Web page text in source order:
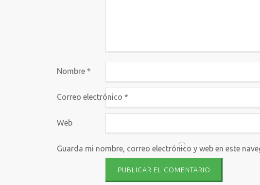
Nombre *
Correo electrónico *
Web
Guarda mi nombre, correo electrónico y web en este